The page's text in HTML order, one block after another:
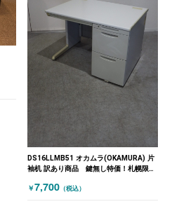
DS16LLMB51 オカムラ(OKAMURA) 片
袖机 訳あり商品 鍵無し特価！札幌限定
￥7,700 （税込）